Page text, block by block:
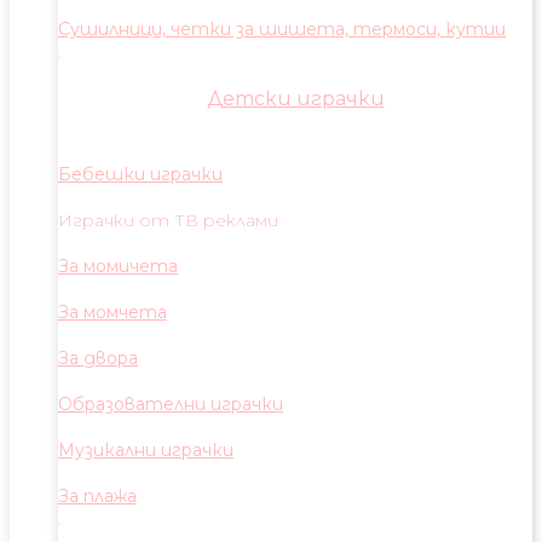
Сушилници, четки за шишета, термоси, кутии
Детски играчки
Бебешки играчки
Играчки от ТВ реклами
За момичета
За момчета
За двора
Образователни играчки
Музикални играчки
За плажа